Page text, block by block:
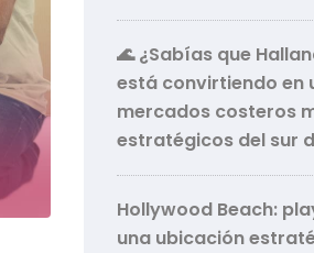
🌊 ¿Sabías que
está convirtiendo en
mercados costeros
estratégicos del sur
Hollywood Beach:
una ubicación